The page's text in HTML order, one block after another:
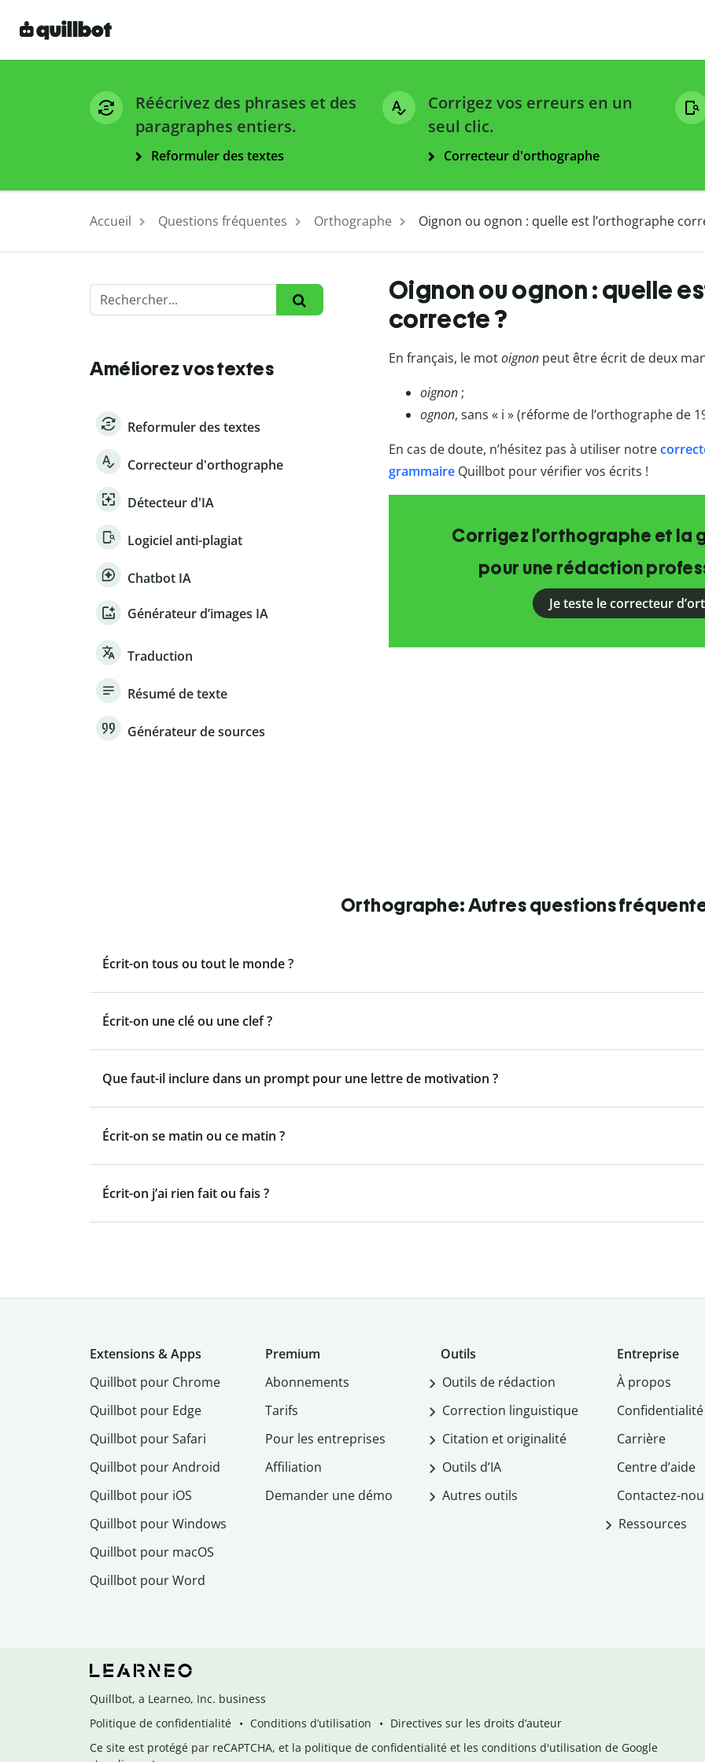
Réécrivez des phrases et des
paragraphes entiers.
Reformuler des textes
Corrigez vos erreurs en un
seul clic.
Correcteur d'orthographe
Accueil Questions fréquentes Orthographe Oignon ou ognon : quelle est l’orthographe
Améliorez vos textes
Reformuler des textes
Correcteur d'orthographe
Détecteur d'IA
Logiciel anti-plagiat
Chatbot IA
Générateur d’images IA
Traduction
Résumé de texte
Générateur de sources
Oignon ou ognon : quelle
correcte ?
En français, le motoignonpeut être écrit de deux
oignon;
ognon, sans « i » (réforme de l’orthographe de
En cas de doute, n’hésitez pas à utiliser notre
grammaireQuillbotpour vérifier vos écrits !
Corrigez l’orthographe et la
pour une rédaction
Je teste le correcteur
Orthographe: Autres questions
Écrit-on tous ou tout le monde ?
Écrit-on une clé ou une clef ?
Que faut-il inclure dans un prompt pour une lettre de motivation ?
Écrit-on se matin ou ce matin ?
Écrit-on j’ai rien fait ou fais ?
Extensions & Apps
Quillbot pour Chrome
Quillbot pour Edge
Quillbot pour Safari
Quillbot pour Android
Quillbot pour iOS
Quillbot pour Windows
Quillbot pour macOS
Quillbot pour Word
Premium
Abonnements
Tarifs
Pour les entreprises
Affiliation
Demander une démo
Outils
Outils de rédaction
Correction linguistique
Citation et originalité
Outils d’IA
Autres outils
Entreprise
À propos
Confidentialité
Carrière
Centre d’aide
Contactez-
Ressources
Quillbot, a Learneo, Inc. business
Politique de confidentialité
Conditions d’utilisation
Directives sur les droits d’auteur
Ce site est protégé par reCAPTCHA, et la politique de confidentialité et les conditions d'utilisation de Google